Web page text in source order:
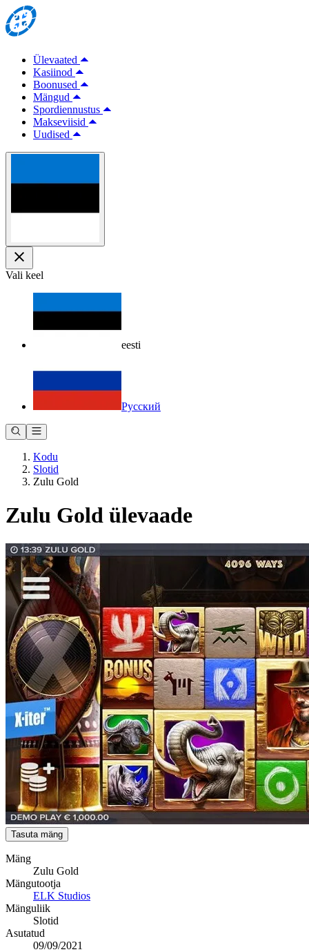
Ülevaated
Kasiinod
Boonused
Mängud
Spordiennustus
Makseviisid
Uudised
Vali keel
eesti
Русский
Kodu
Slotid
Zulu Gold
Zulu Gold ülevaade
Tasuta mäng
Mäng
Zulu Gold
Mängutootja
ELK Studios
Mänguliik
Slotid
Asutatud
09/09/2021